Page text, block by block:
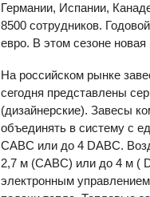
Германии, Испании,
8500 сотрудников.
евро. В этом сезоне
На российском рынке
сегодня представлены
(дизайнерские). Завесы
объединять в систему с
CABC или до 4 DABC.
2,7 м (CABC) или до 4 м (
электронным